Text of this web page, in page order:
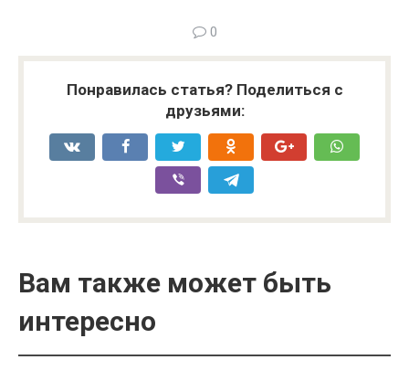
0
Понравилась статья? Поделиться с
друзьями:
Вам также может быть
интересно